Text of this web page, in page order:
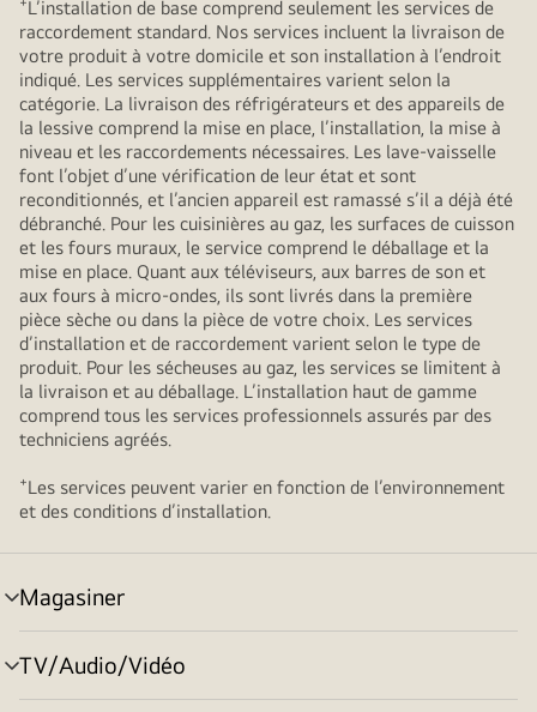
L’installation de base comprend seulement les services de
raccordement standard. Nos services incluent la livraison de
votre produit à votre domicile et son installation à l’endroit
indiqué. Les services supplémentaires varient selon la
catégorie. La livraison des réfrigérateurs et des appareils de
la lessive comprend la mise en place, l’installation, la mise à
niveau et les raccordements nécessaires. Les lave-vaisselle
font l’objet d’une vérification de leur état et sont
reconditionnés, et l’ancien appareil est ramassé s’il a déjà été
débranché. Pour les cuisinières au gaz, les surfaces de cuisson
et les fours muraux, le service comprend le déballage et la
mise en place. Quant aux téléviseurs, aux barres de son et
aux fours à micro-ondes, ils sont livrés dans la première
pièce sèche ou dans la pièce de votre choix. Les services
d’installation et de raccordement varient selon le type de
produit. Pour les sécheuses au gaz, les services se limitent à
la livraison et au déballage. L’installation haut de gamme
comprend tous les services professionnels assurés par des
techniciens agréés.
+Les services peuvent varier en fonction de l’environnement
et des conditions d’installation.
Magasiner
menu
basculement
TV/Audio/Vidéo
menu
basculement